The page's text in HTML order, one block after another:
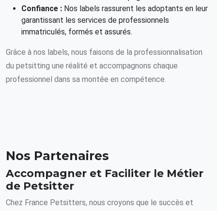
Confiance : Nos labels rassurent les adoptants en leur
garantissant les services de professionnels
immatriculés, formés et assurés.
Grâce à nos labels, nous faisons de la professionnalisation
du petsitting une réalité et accompagnons chaque
professionnel dans sa montée en compétence.
Nos Partenaires
Accompagner et Faciliter le Métier
de Petsitter
Chez France Petsitters, nous croyons que le succès et